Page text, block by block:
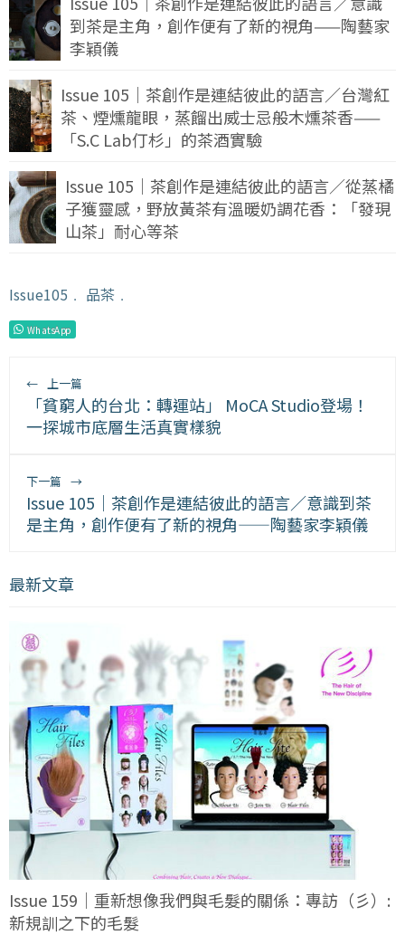
到茶是主角，創作便有了新的視角——陶藝家
李穎儀
Issue 105｜茶創作是連結彼此的語言／台灣紅
茶、煙燻龍眼，蒸餾出威士忌般木燻茶香——
「S.C Lab仃杉」的茶酒實驗
Issue 105｜茶創作是連結彼此的語言／從蒸橘
子獲靈感，野放黃茶有溫暖奶調花香：「發現
山茶」耐心等茶
Issue105 ﹒ 品茶 ﹒
WhatsApp
← 上一篇
「貧窮人的台北：轉運站」 MoCA Studio登場！
一探城市底層生活真實樣貌
下一篇 →
Issue 105｜茶創作是連結彼此的語言／意識到茶
是主角，創作便有了新的視角——陶藝家李穎儀
最新文章
Issue 159｜重新想像我們與毛髮的關係：專訪（彡）:
新規訓之下的毛髮